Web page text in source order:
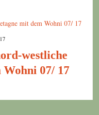
westliche
07/ 17